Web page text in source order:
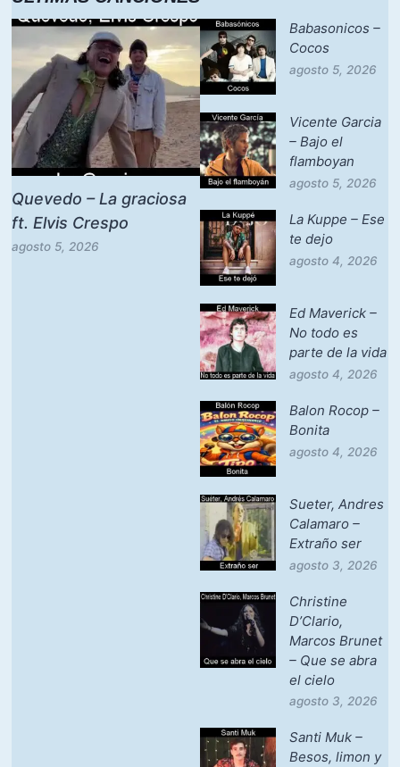
Quevedo – La graciosa
ft. Elvis Crespo
agosto 5, 2026
Babasonicos –
Cocos
agosto 5, 2026
Vicente Garcia
– Bajo el
flamboyan
agosto 5, 2026
La Kuppe – Ese
te dejo
agosto 4, 2026
Ed Maverick –
No todo es
parte de la vida
agosto 4, 2026
Balon Rocop –
Bonita
agosto 4, 2026
Sueter, Andres
Calamaro –
Extraño ser
agosto 3, 2026
Christine
D’Clario,
Marcos Brunet
– Que se abra
el cielo
agosto 3, 2026
Santi Muk –
Besos, limon y